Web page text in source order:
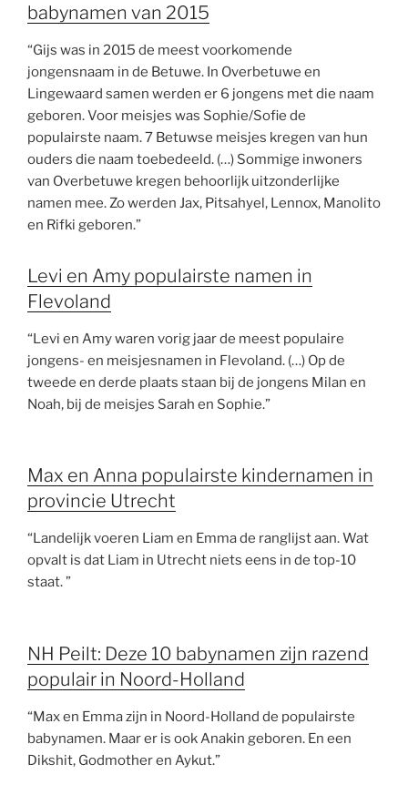
babynamen van 2015
“Gijs was in 2015 de meest voorkomende
jongensnaam in de Betuwe. In Overbetuwe en
Lingewaard samen werden er 6 jongens met die naam
geboren. Voor meisjes was Sophie/Sofie de
populairste naam. 7 Betuwse meisjes kregen van hun
ouders die naam toebedeeld. (…) Sommige inwoners
van Overbetuwe kregen behoorlijk uitzonderlijke
namen mee. Zo werden Jax, Pitsahyel, Lennox, Manolito
en Rifki geboren.”
Levi en Amy populairste namen in
Flevoland
“Levi en Amy waren vorig jaar de meest populaire
jongens- en meisjesnamen in Flevoland. (…) Op de
tweede en derde plaats staan bij de jongens Milan en
Noah, bij de meisjes Sarah en Sophie.”
Max en Anna populairste kindernamen in
provincie Utrecht
“Landelijk voeren Liam en Emma de ranglijst aan. Wat
opvalt is dat Liam in Utrecht niets eens in de top-10
staat. ”
NH Peilt: Deze 10 babynamen zijn razend
populair in Noord-Holland
“Max en Emma zijn in Noord-Holland de populairste
babynamen. Maar er is ook Anakin geboren. En een
Dikshit, Godmother en Aykut.”